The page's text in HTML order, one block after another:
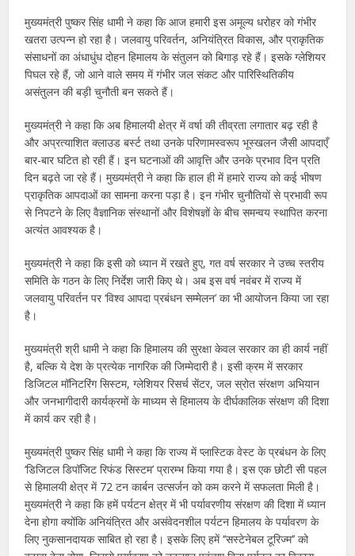
मुख्यमंत्री पुष्कर सिंह धामी ने कहा कि आज हमारी इस अमूल्य धरोहर को गंभीर
खतरा उत्पन्न हो रहा है। जलवायु परिवर्तन, अनियंत्रित विकास, और प्राकृतिक
संसाधनों का अंधाधुंध दोहन हिमालय के संतुलन को बिगाड़ रहे हैं। इसके ग्लेशियर
पिघल रहे हैं, जो आने वाले समय में गंभीर जल संकट और पारिस्थितिकीय
असंतुलन की बड़ी चुनौती बन सकते हैं।
मुख्यमंत्री ने कहा कि अब हिमालयी क्षेत्र में वर्षा की तीव्रता लगातार बढ़ रही है
और अप्रत्याशित क्लाउड बर्स्ट तथा उनके परिणामस्वरूप भूस्खलन जैसी आपदाएँ
बार-बार घटित हो रही हैं। इन घटनाओं की आवृत्ति और उनके प्रभाव दिन प्रति
दिन बढ़ते जा रहे हैं। मुख्यमंत्री ने कहा कि हाल ही में हमारे राज्य को कई भीषण
प्राकृतिक आपदाओं का सामना करना पड़ा है। इन गंभीर चुनौतियों से प्रभावी रूप
से निपटने के लिए वैज्ञानिक संस्थानों और विशेषज्ञों के बीच समन्वय स्थापित करना
अत्यंत आवश्यक है।
मुख्यमंत्री ने कहा कि इसी को ध्यान में रखते हुए, गत वर्ष सरकार ने उच्च स्तरीय
समिति के गठन के लिए निर्देश जारी किए थे। अब इस वर्ष नवंबर में राज्य में
जलवायु परिवर्तन पर ‘विश्व आपदा प्रबंधन सम्मेलन’ का भी आयोजन किया जा रहा
है।
मुख्यमंत्री श्री धामी ने कहा कि हिमालय की सुरक्षा केवल सरकार का ही कार्य नहीं
है, बल्कि ये देश के प्रत्येक नागरिक की जिम्मेदारी है। इसी क्रम में सरकार
डिजिटल मॉनिटरिंग सिस्टम, ग्लेशियर रिसर्च सेंटर, जल स्रोत संरक्षण अभियान
और जनभागीदारी कार्यक्रमों के माध्यम से हिमालय के दीर्घकालिक संरक्षण की दिशा
में कार्य कर रही है।
मुख्यमंत्री पुष्कर सिंह धामी ने कहा कि राज्य में प्लास्टिक वेस्ट के प्रबंधन के लिए
‘डिजिटल डिपॉजिट रिफंड सिस्टम’ प्रारम्भ किया गया है। इस एक छोटी सी पहल
से हिमालयी क्षेत्र में 72 टन कार्बन उत्सर्जन को कम करने में सफलता मिली है।
मुख्यमंत्री ने कहा कि हमें पर्यटन क्षेत्र में भी पर्यावरणीय संरक्षण की दिशा में ध्यान
देना होगा क्योंकि अनियंत्रित और असंवेदनशील पर्यटन हिमालय के पर्यावरण के
लिए नुकसानदायक साबित हो रहा है। इसके लिए हमें ‘’सस्टेनेबल टूरिज्म’’ को